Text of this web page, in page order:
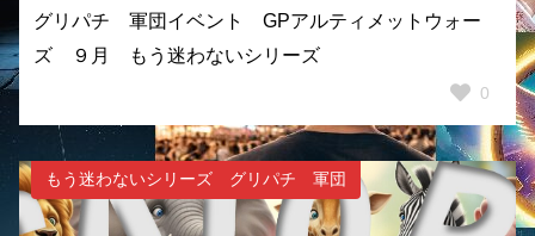
グリパチ 軍団イベント GPアルティメットウォー
ズ ９月 もう迷わないシリーズ
0
もう迷わないシリーズ グリパチ 軍団